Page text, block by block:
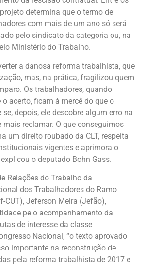
determina que o termo de
com mais de um ano só será
pelo sindicato da categoria ou, na
Ministério do Trabalho.
a danosa reforma trabalhista, que
mas, na prática, fragilizou quem
Os trabalhadores, quando
acerto, ficam à mercê do que o
depois, ele descobre algum erro na
mais reclamar. O que conseguimos
um direito roubado da CLT, respeita
vigentes e aprimora o
o deputado Bohn Gass.
Relações do Trabalho da
dos Trabalhadores do Ramo
CUT), Jeferson Meira (Jefão),
pelo acompanhamento da
de interesse da classe
Nacional, “o texto aprovado
importante na reconstrução de
pela reforma trabalhista de 2017 e